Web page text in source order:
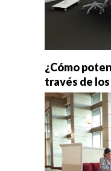
¿Cómo
través de